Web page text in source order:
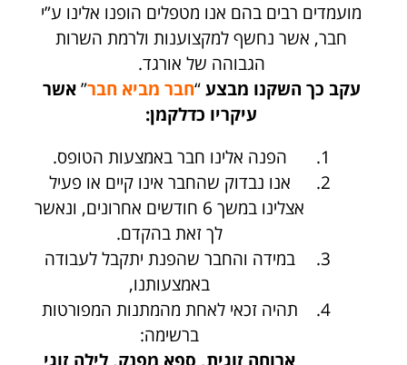
מועמדים רבים בהם אנו מטפלים הופנו אלינו ע”י
חבר, אשר נחשף למקצוענות ולרמת השרות
הגבוהה של אורגד.
עקב כך השקנו מבצע“חבר מביא חבר”אשר
עיקריו כדלקמן:
הפנה אלינו חבר באמצעות הטופס.
אנו נבדוק שהחבר אינו קיים או פעיל
אצלינו במשך 6 חודשים אחרונים, ונאשר
לך זאת בהקדם.
במידה והחבר שהפנת יתקבל לעבודה
באמצעותנו,
תהיה זכאי לאחת מהמתנות המפורטות
ברשימה: